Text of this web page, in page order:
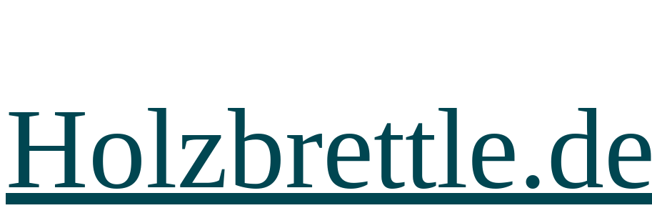
Holzbrettle.de